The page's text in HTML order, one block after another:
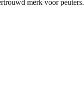
merk voor peuters.